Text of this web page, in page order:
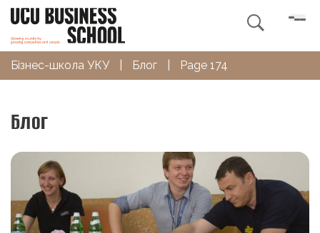

Бізнес-школа УКУ Блог Page 174
Блог